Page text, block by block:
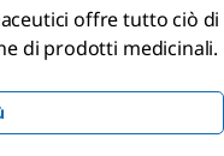
offre tutto ciò di
di prodotti medicinali.